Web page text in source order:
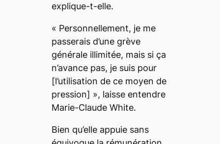
explique-t-elle.
« Personnellement, je me
passerais d’une grève
générale illimitée, mais si ça
n’avance pas, je suis pour
[l’utilisation de ce moyen de
pression] », laisse entendre
Marie-Claude White.
Bien qu’elle appuie sans